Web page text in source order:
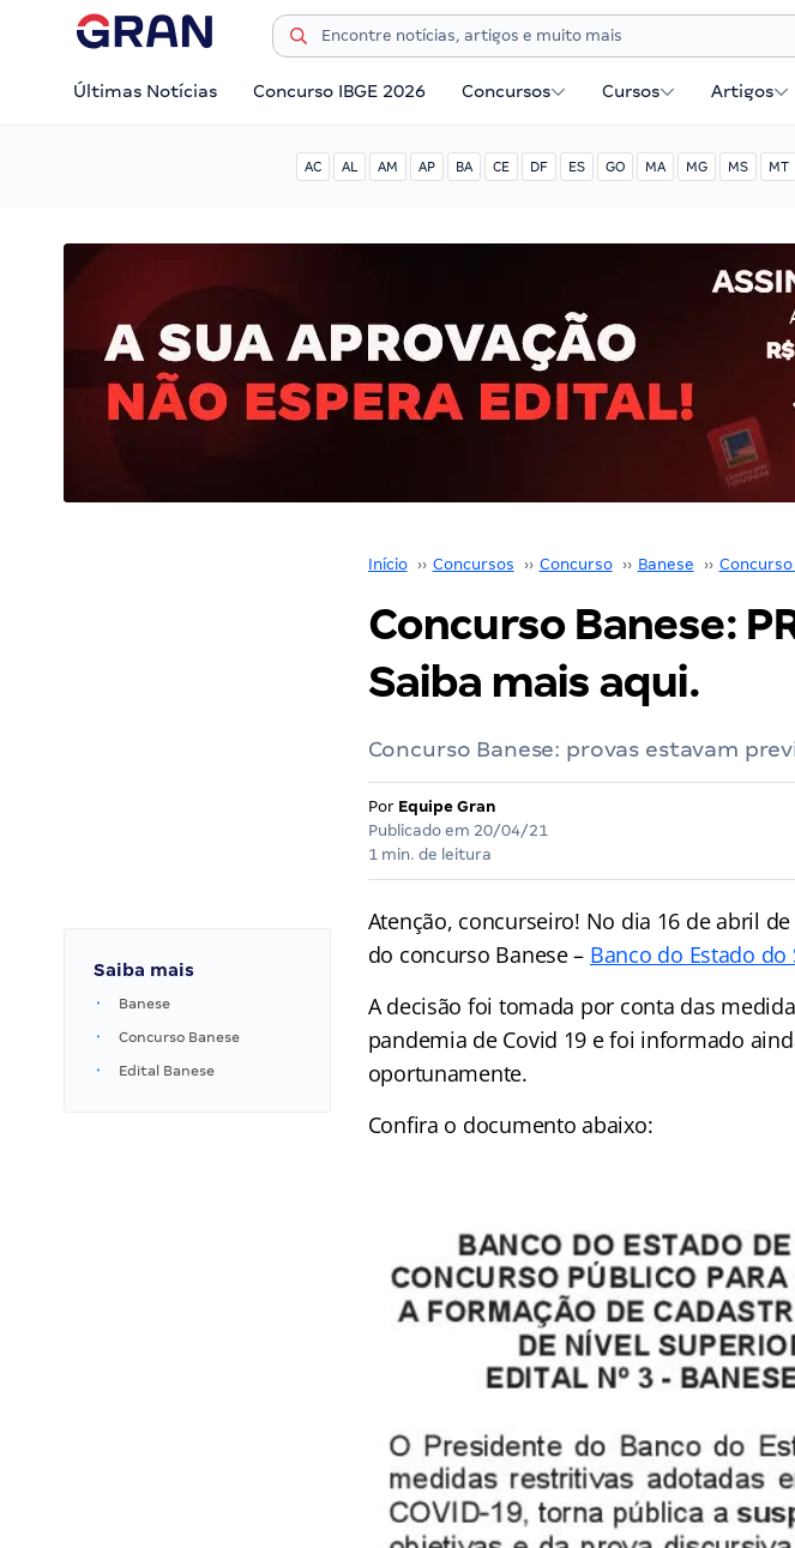
Últimas Notícias Concurso IBGE 2026 Concursos Cursos Artigos
AC AL AM AP BA CE DF ES GO MA MG MS MT
Início ›› Concursos ›› Concurso ›› Banese ›› Concurso
Concurso Banese:
Saiba mais aqui.
Concurso Banese: provas estavam
Por Equipe Gran
Publicado em 20/04/21
1 min. de leitura
Saiba mais
Banese
Concurso Banese
Edital Banese
Atenção, concurseiro! No dia 16 de abril
do concurso Banese – Banco do Estado do
A decisão foi tomada por conta das
pandemia de Covid 19 e foi informado
oportunamente.
Confira o documento abaixo: